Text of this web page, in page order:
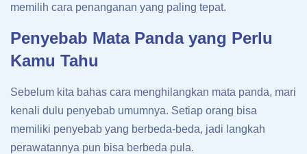
memilih cara penanganan yang paling tepat.
Penyebab Mata Panda yang Perlu
Kamu Tahu
Sebelum kita bahas cara menghilangkan mata panda, mari
kenali dulu penyebab umumnya. Setiap orang bisa
memiliki penyebab yang berbeda-beda, jadi langkah
perawatannya pun bisa berbeda pula.